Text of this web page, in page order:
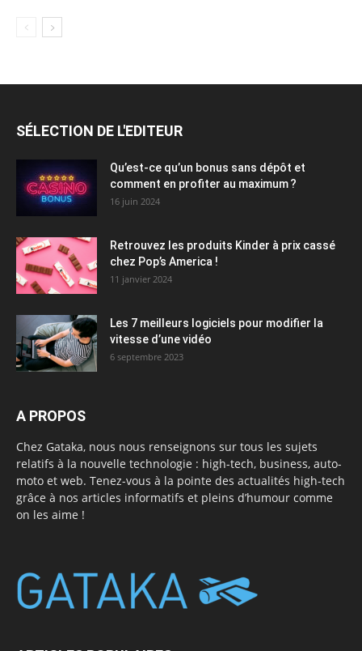
SÉLECTION DE L'EDITEUR
Qu’est-ce qu’un bonus sans dépôt et
comment en profiter au maximum ?
16 juin 2024
Retrouvez les produits Kinder à prix cassé
chez Pop’s America !
11 janvier 2024
Les 7 meilleurs logiciels pour modifier la
vitesse d’une vidéo
6 septembre 2023
A PROPOS
Chez Gataka, nous nous renseignons sur tous les sujets
relatifs à la nouvelle technologie : high-tech, business, auto-
moto et web. Tenez-vous à la pointe des actualités high-tech
grâce à nos articles informatifs et pleins d’humour comme
on les aime !